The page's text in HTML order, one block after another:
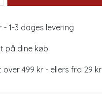
- 1-3 dages levering
på dine køb
over 499 kr - ellers fra 29 kr